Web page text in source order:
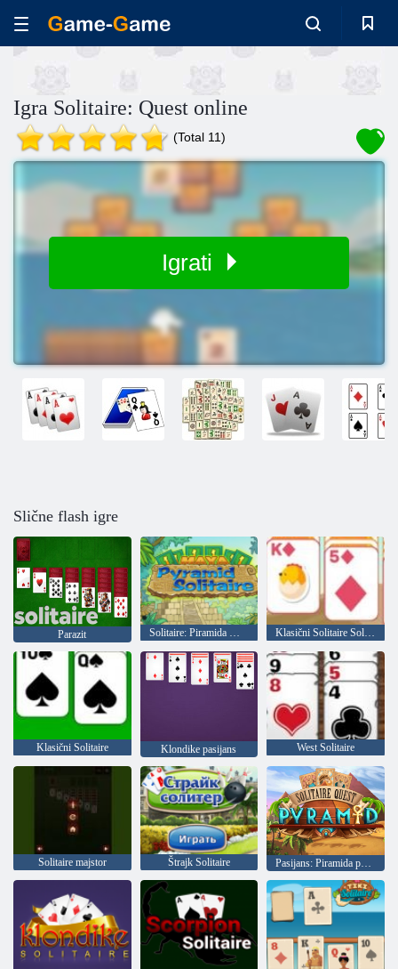
Igra Solitaire: Quest online
(Total 11)
Igrati
Slične flash igre
Parazit Solitaire: Piramida Maya Klasični Solitaire Solitaire
Klasični Solitaire Klondike pasijans West Solitaire
Solitaire majstor Štrajk Solitaire Pasijans: Piramida potraga